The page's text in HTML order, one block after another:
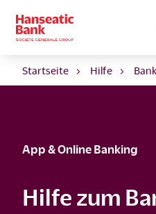
Startseite Hilfe
App & Online Banking
Hilfe zum